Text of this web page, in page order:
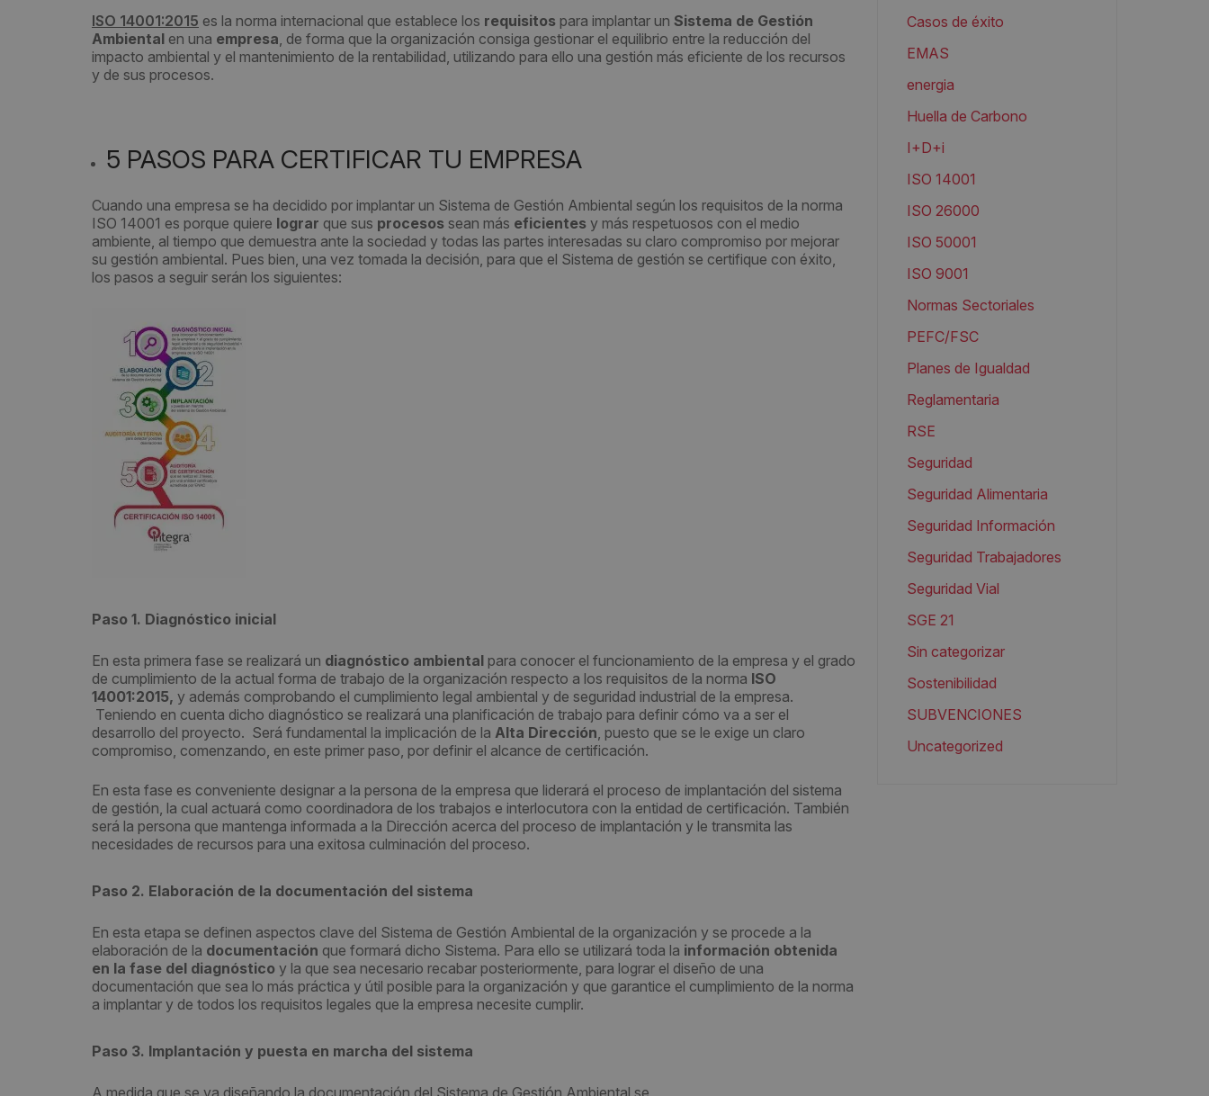
ISO 14001:2015 es la norma internacional que establece los requisitos para implantar un Sistema de Gestión
Ambiental en una empresa, de forma que la organización consiga gestionar el equilibrio entre la reducción del
impacto ambiental y el mantenimiento de la rentabilidad, utilizando para ello una gestión más eficiente de los recursos
y de sus procesos.
5 PASOS PARA CERTIFICAR TU EMPRESA
Cuando una empresa se ha decidido por implantar un Sistema de Gestión Ambiental según los requisitos de la norma
ISO 14001 es porque quiere lograr que sus procesos sean más eficientes y más respetuosos con el medio
ambiente, al tiempo que demuestra ante la sociedad y todas las partes interesadas su claro compromiso por mejorar
su gestión ambiental. Pues bien, una vez tomada la decisión, para que el Sistema de gestión se certifique con éxito,
los pasos a seguir serán los siguientes:
Paso 1. Diagnóstico inicial
En esta primera fase se realizará un diagnóstico ambiental para conocer el funcionamiento de la empresa y el grado
de cumplimiento de la actual forma de trabajo de la organización respecto a los requisitos de la norma ISO
14001:2015, y además comprobando el cumplimiento legal ambiental y de seguridad industrial de la empresa.
Teniendo en cuenta dicho diagnóstico se realizará una planificación de trabajo para definir cómo va a ser el
desarrollo del proyecto. Será fundamental la implicación de la Alta Dirección, puesto que se le exige un claro
compromiso, comenzando, en este primer paso, por definir el alcance de certificación.
En esta fase es conveniente designar a la persona de la empresa que liderará el proceso de implantación del sistema
de gestión, la cual actuará como coordinadora de los trabajos e interlocutora con la entidad de certificación. También
será la persona que mantenga informada a la Dirección acerca del proceso de implantación y le transmita las
necesidades de recursos para una exitosa culminación del proceso.
Paso 2. Elaboración de la documentación del sistema
En esta etapa se definen aspectos clave del Sistema de Gestión Ambiental de la organización y se procede a la
elaboración de la documentación que formará dicho Sistema. Para ello se utilizará toda la información obtenida
en la fase del diagnóstico y la que sea necesario recabar posteriormente, para lograr el diseño de una
documentación que sea lo más práctica y útil posible para la organización y que garantice el cumplimiento de la norma
a implantar y de todos los requisitos legales que la empresa necesite cumplir.
Paso 3. Implantación y puesta en marcha del sistema
A medida que se va diseñando la documentación del Sistema de Gestión Ambiental se
Casos de éxito
EMAS
energia
Huella de Carbono
I+D+i
ISO 14001
ISO 26000
ISO 50001
ISO 9001
Normas Sectoriales
PEFC/FSC
Planes de Igualdad
Reglamentaria
RSE
Seguridad
Seguridad Alimentaria
Seguridad Información
Seguridad Trabajadores
Seguridad Vial
SGE 21
Sin categorizar
Sostenibilidad
SUBVENCIONES
Uncategorized